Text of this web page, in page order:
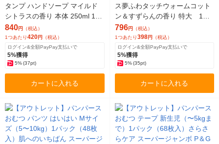
タンプ ハンドソープ マイルド
シトラスの香り 本体 250ml 1セ
ット（2個）花王【泡タイプ】
弱酸性
840円 （税込）
1つあたり420円 （税込）
ログイン&全額PayPay支払いで
5%獲得
5%(37pt)
カートに入れる
ス夢ふわタッチウォームコット
ン＆すずらんの香り 特大 1セ
ット（1個×2） 柔軟剤 P＆Gジ
ャパン合同会社
796円 （税込）
1つあたり398円 （税込）
ログイン&全額PayPay支払いで
5%獲得
5% (35pt)
カートに入れる